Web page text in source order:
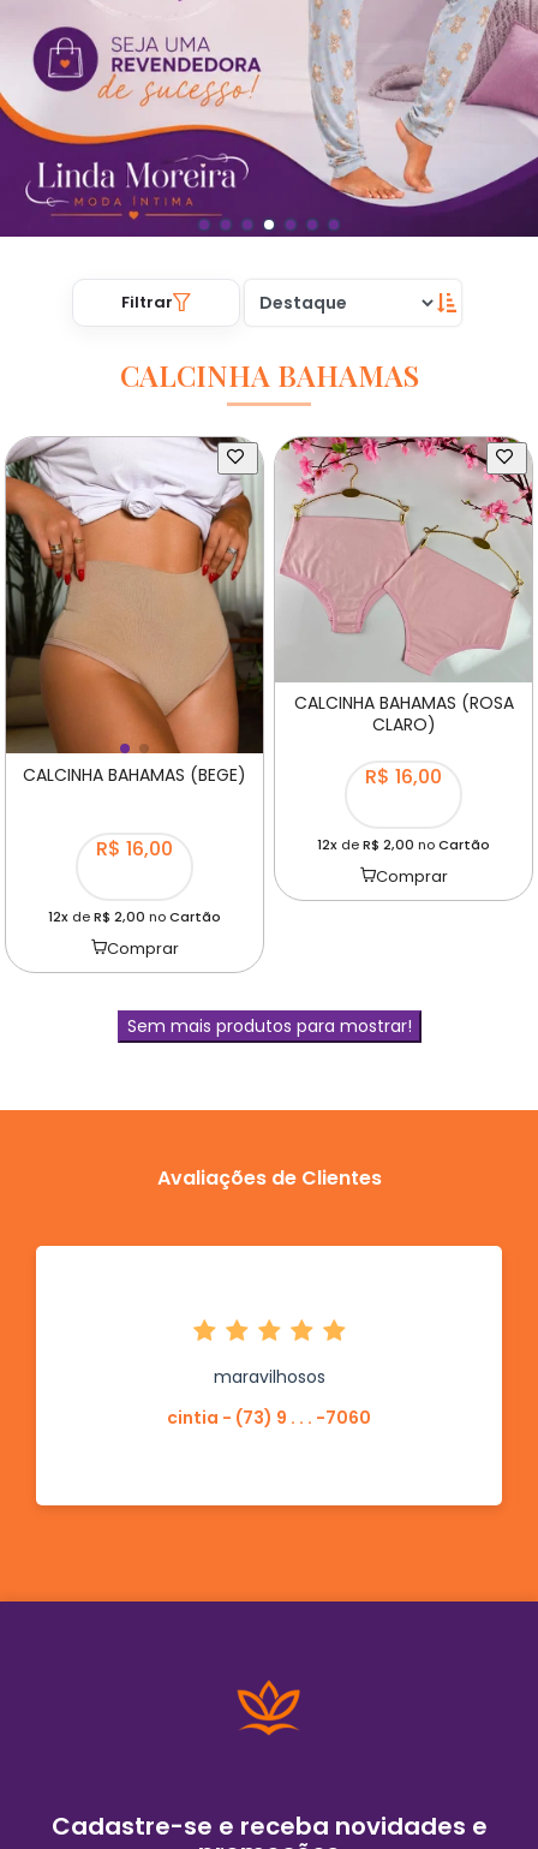
Filtrar
CALCINHA BAHAMAS
CALCINHA BAHAMAS (BEGE)
R$ 16,00
12x deR$ 2,00 noCartão
Comprar
CALCINHA BAHAMAS (ROSA
CLARO)
R$ 16,00
12x deR$ 2,00 noCartão
Comprar
Sem mais produtos para mostrar!
Avaliações de Clientes
maravilhosos
cintia - (73) 9 . . . -7060
Cadastre-se e receba novidades e